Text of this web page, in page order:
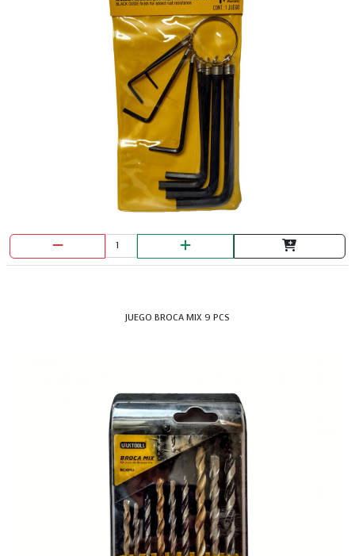
JUEGO BROCA MIX 9 PCS